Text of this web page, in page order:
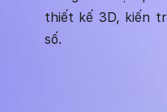
thiết kế 3D, kiến
số.